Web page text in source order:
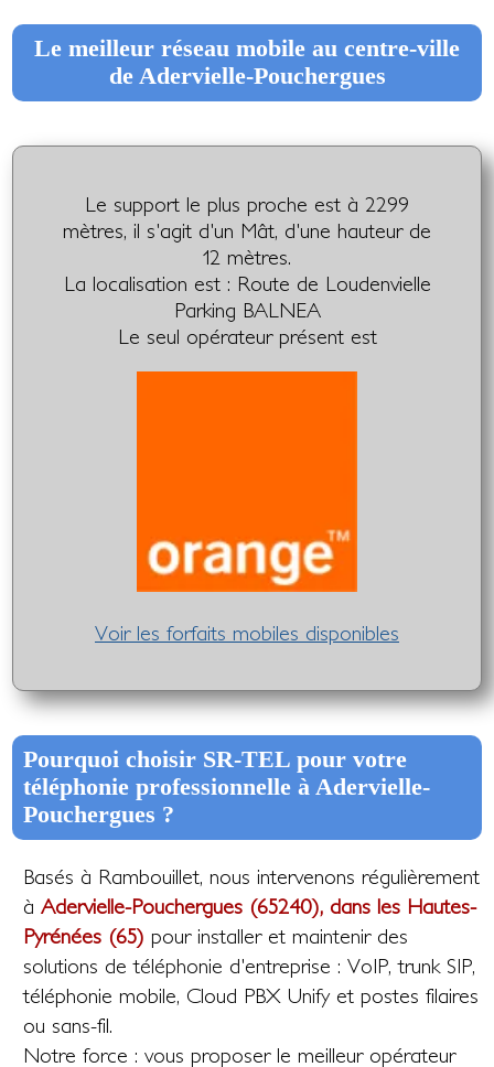
Le meilleur réseau mobile au centre-ville
de Adervielle-Pouchergues
Le support le plus proche est à 2299
mètres, il s'agit d'un Mât, d'une hauteur de
12 mètres.
La localisation est : Route de Loudenvielle
Parking BALNEA
Le seul opérateur présent est
Voir les forfaits mobiles disponibles
Pourquoi choisir SR-TEL pour votre
téléphonie professionnelle à Adervielle-
Pouchergues ?
Basés à Rambouillet, nous intervenons régulièrement
àAdervielle-Pouchergues (65240), dans les Hautes-
Pyrénées (65) pour installer et maintenir des
solutions de téléphonie d'entreprise : VoIP, trunk SIP,
téléphonie mobile, Cloud PBX Unify et postes filaires
ou sans-fil.
Notre force : vous proposer le meilleur opérateur